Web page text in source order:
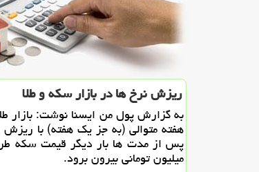
ریزش نرخ ها در بازار سكه و طلا
به گزارش پول من ایسنا نوشت: بازار
هفته متوالی (به جز یك هفته) با
پس از مدت ها بار دیگر قیمت سكه
میلیون تومانی بیرون برود.